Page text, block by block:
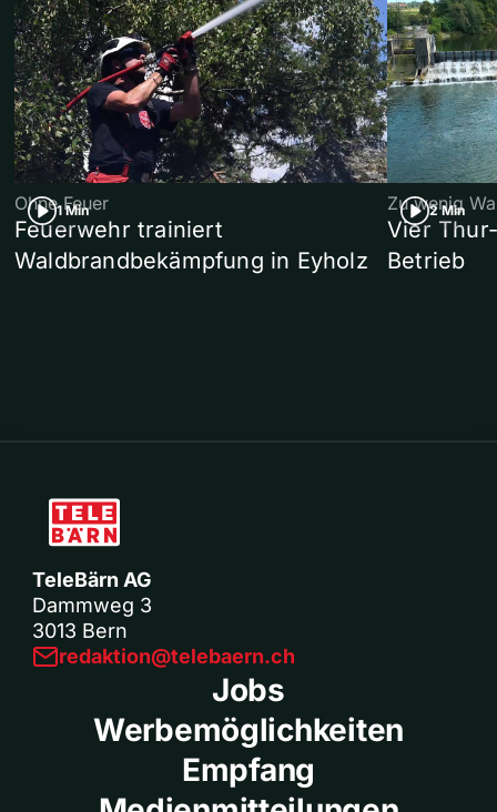
1 Min
Ohne Feuer
Feuerwehr trainiert
Waldbrandbekämpfung in Eyholz
2 Min
Zu wenig
Vier
Betrieb
TeleBärn AG
Dammweg 3
3013 Bern
redaktion@telebaern.ch
Jobs
Werbemöglichkeiten
Empfang